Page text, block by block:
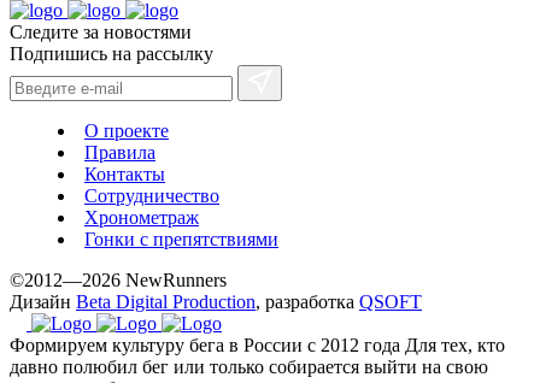
Следите за новостями
Подпишись на рассылку
О проекте
Правила
Контакты
Сотрудничество
Хронометраж
Гонки с препятствиями
©2012—2026 NewRunners
Дизайн Beta Digital Production, разработка QSOFT
Формируем культуру бега в России с 2012 года Для тех, кто
давно полюбил бег или только собирается выйти на свою